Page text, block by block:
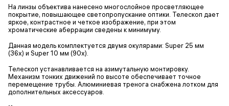
На линзы объектива нанесено многослойное просветляющее
покрытие, повышающее светопропускание оптики. Телескоп дает
яркое, контрастное и четкое изображение, при этом
хроматические аберрации сведены к минимуму.
Данная модель комплектуется двумя окулярами: Super 25 мм
(36x) и Super 10 мм (90x).
Телескоп устанавливается на азимутальную монтировку.
Механизм тонких движений по высоте обеспечивает точное
перемещение трубы. Алюминиевая тренога снабжена лотком для
дополнительных аксессуаров.